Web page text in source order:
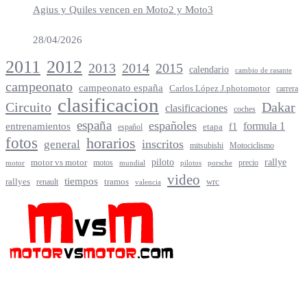
Agius y Quiles vencen en Moto2 y Moto3
28/04/2026
2011 2012 2013 2014 2015 calendario cambio de rasante
campeonato campeonato españa Carlos López J.photomotor carrera
Circuito clasificacion clasificaciones coches Dakar
entrenamientos españa español españoles etapa f1 formula 1
fotos general horarios inscritos mitsubishi Motociclismo
motor motor vs motor motos mundial piloto pilotos porsche precio rallye
rallyes renault tiempos tramos valencia video wrc